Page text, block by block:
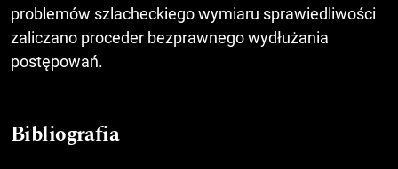
problemów szlacheckiego wymiaru sprawiedliwości
zaliczano proceder bezprawnego wydłużania
postępowań.
Bibliografia